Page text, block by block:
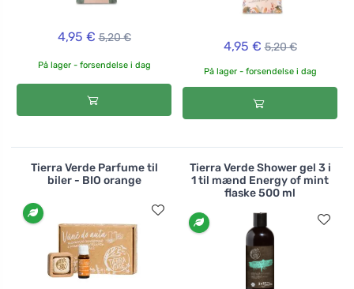
4,95 € 5,20 €
På lager - forsendelse i dag
4,95 € 5,20 €
På lager - forsendelse i dag
Tierra Verde Parfume til
biler - BIO orange
Tierra Verde Shower gel 3 i
1 til mænd Energy of mint
flaske 500 ml